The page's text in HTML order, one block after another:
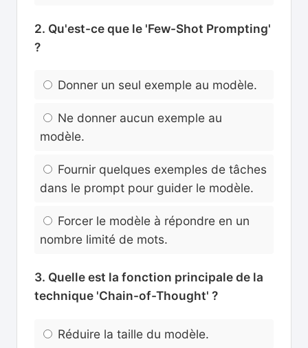
2. Qu'est-ce que le 'Few-Shot Prompting'
?
Donner un seul exemple au modèle.
Ne donner aucun exemple au
modèle.
Fournir quelques exemples de tâches
dans le prompt pour guider le modèle.
Forcer le modèle à répondre en un
nombre limité de mots.
3. Quelle est la fonction principale de la
technique 'Chain-of-Thought' ?
Réduire la taille du modèle.